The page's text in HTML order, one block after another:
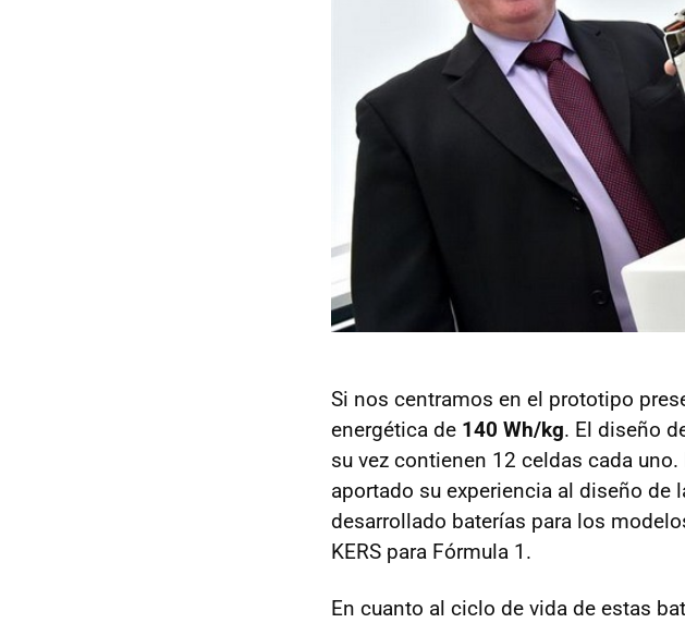
Si nos centramos en el prototipo
energética de 140 Wh/kg. El diseño
su vez contienen 12 celdas cada
aportado su experiencia al diseño de
desarrollado baterías para los
KERS para Fórmula 1.
En cuanto al ciclo de vida de estas